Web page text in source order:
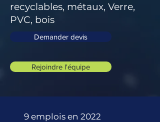
recyclables, métaux, Verre,
PVC, bois
Demander devis
Rejoindre l'équipe
9 emplois en 2022